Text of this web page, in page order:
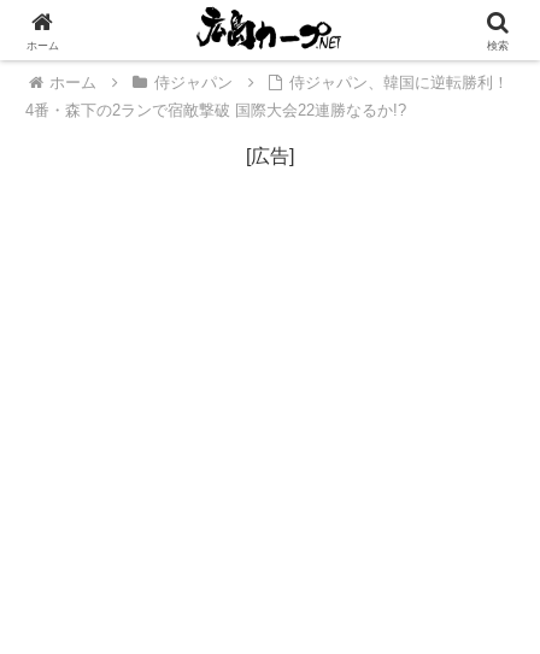
[広告]
ホーム 侍ジャパン
侍ジャパン、韓国に逆転勝利！
4番・森下の2ランで宿敵撃破 国際大会22連勝なるか!?
[広告]
ホーム 検索